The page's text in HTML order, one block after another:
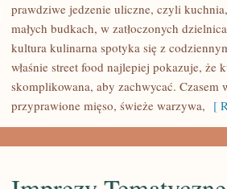
SMAKI
KONTYNENTÓW
prawdziwe jedzenie uliczne, czyli
małych budkach, w zatłoczonych
kultura kulinarna spotyka się z
właśnie street food najlepiej pokazuje, że
skomplikowana, aby zachwycać. Czasem
przyprawione mięso, świeże warzywa, [